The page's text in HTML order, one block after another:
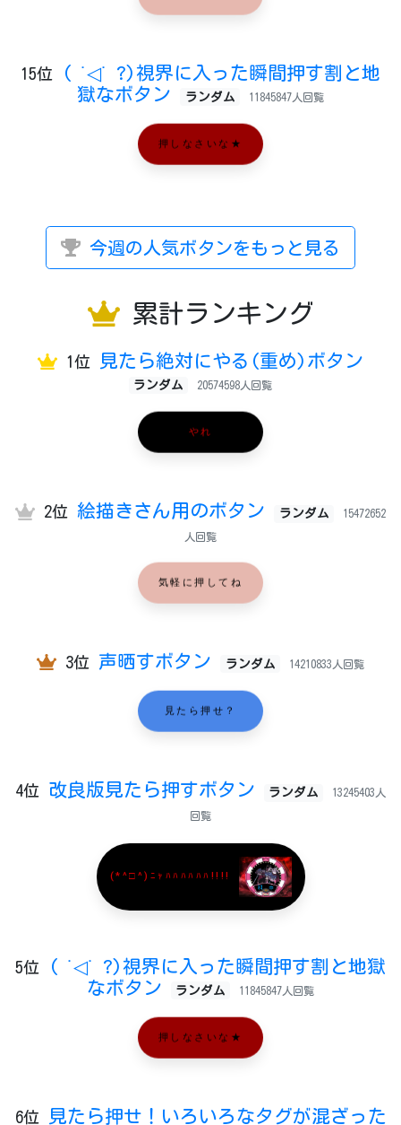
15位
( ˙◁˙ ?)視界に入った瞬間押す割と地
獄なボタン
ランダム 11845847人回覧
押しなさいな★
今週の人気ボタンをもっと見る
累計ランキング
1位 見たら絶対にやる(重め)ボタン
ランダム 20574598人回覧
やれ
2位 絵描きさん用のボタン ランダム 15472652
人回覧
気軽に押してね
3位 声晒すボタン ランダム 14210833人回覧
見たら押せ？
4位 改良版見たら押すボタン ランダム 13245403人
回覧
(*^□^)ﾆｬﾊﾊﾊﾊﾊﾊ!!!!
5位
( ˙◁˙ ?)視界に入った瞬間押す割と地獄
なボタン
ランダム 11845847人回覧
押しなさいな★
6位
見たら押せ！いろいろなタグが混ざった